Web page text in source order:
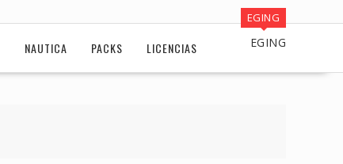
NAUTICA PACKS LICENCIAS
EGING
EGING